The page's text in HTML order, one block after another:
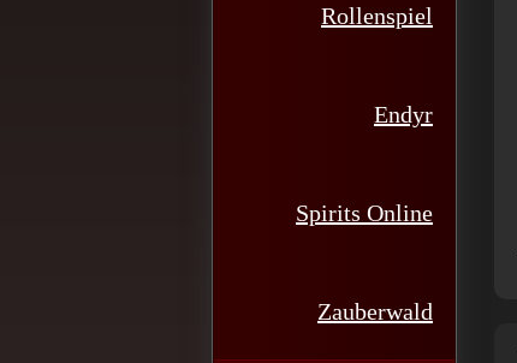
Rollenspiel
Endyr
Spirits Online
Zauberwald